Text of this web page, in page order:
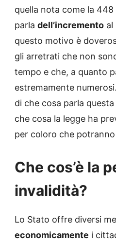
quella nota come la 448
parla dell’incremento al
questo motivo è
gli arretrati che non
tempo e che, a quanto
estremamente
di che cosa parla
che cosa la legge ha
per coloro che
Che cos’è la
invalidità?
Lo Stato offre diversi
economicamente i